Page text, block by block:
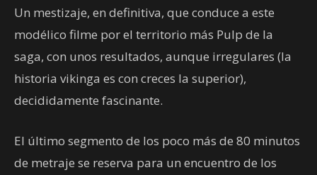
Un mestizaje, en definitiva, que conduce a este
modélico filme por el territorio más Pulp de la
saga, con unos resultados, aunque irregulares (la
historia vikinga es con creces la superior),
decididamente fascinante.
El último segmento de los poco más de 80 minutos
de metraje se reserva para un encuentro de los